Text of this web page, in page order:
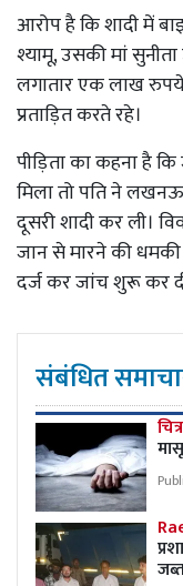
आरोप है कि शादी में
श्यामू, उसकी मां सुनीता
लगातार एक लाख
प्रताड़ित करते रहे।
पीड़िता का कहना है
मिला तो पति ने
दूसरी शादी कर ली।
जान से मारने की धमकी
दर्ज कर जांच शुरू कर
संबंधित